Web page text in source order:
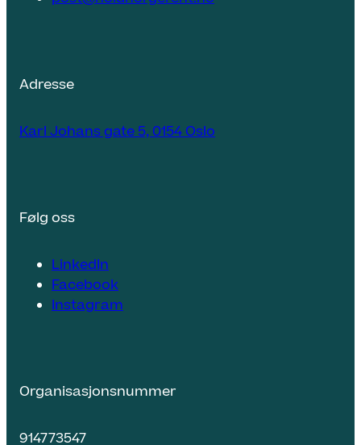
Adresse
Karl Johans gate 5, 0154 Oslo
Følg oss
LinkedIn
Facebook
Instagram
Organisasjonsnummer
914773547